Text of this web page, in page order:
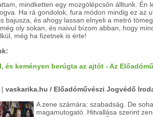
mindketten egy mozgólépcsőn álltunk. Én
Ha rá gondolok, fura módon mindig ez az
bajusza, és ahogy lassan elnyeli a metró
oly sokan, és naivul bízom abban, hogy
még ha fizetnek is érte!
és keményen berúgta az ajtót - Az
| vaskarika.hu / Előadóművészi Jogvédő
A zene számára: szabadság. De
magamutogató. Hitvallása szerint